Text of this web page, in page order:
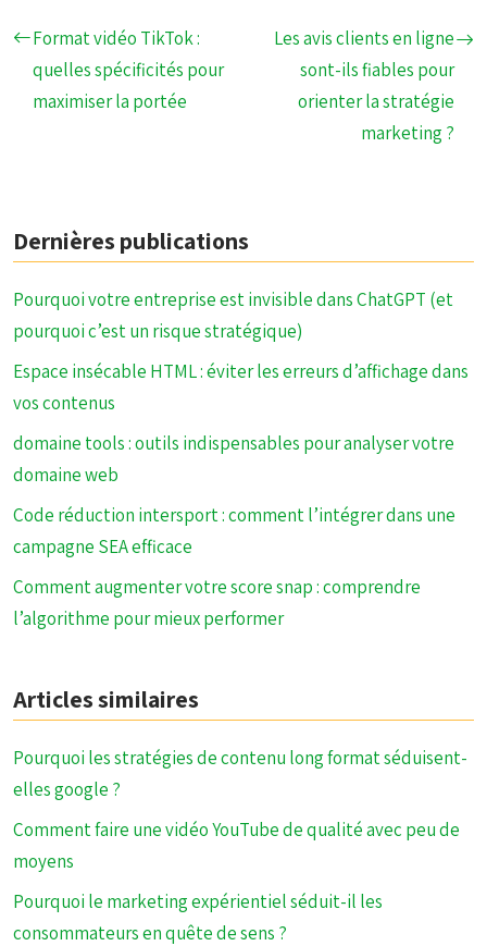
Format vidéo TikTok :
quelles spécificités pour
maximiser la portée
Les avis clients en ligne
sont-ils fiables pour
orienter la stratégie
marketing ?
Dernières publications
Pourquoi votre entreprise est invisible dans ChatGPT (et
pourquoi c’est un risque stratégique)
Espace insécable HTML : éviter les erreurs d’affichage dans
vos contenus
domaine tools : outils indispensables pour analyser votre
domaine web
Code réduction intersport : comment l’intégrer dans une
campagne SEA efficace
Comment augmenter votre score snap : comprendre
l’algorithme pour mieux performer
Articles similaires
Pourquoi les stratégies de contenu long format séduisent-
elles google ?
Comment faire une vidéo YouTube de qualité avec peu de
moyens
Pourquoi le marketing expérientiel séduit-il les
consommateurs en quête de sens ?